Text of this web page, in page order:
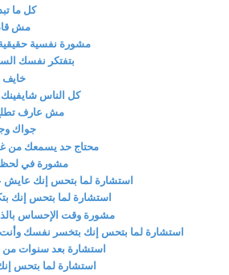
كل ما
مش
مشورة نفسية
بتفتكر نفسك
خايف
كل الناس
مش عارف
جواك
محتاج حد يسمعك من
مشورة في
استشارة لما بتحس إنك
استشارة لما بتحس إنك
مشورة وقت الإحساس
استشارة لما بتحس إنك بتخسر نفسك وأنت
استشارة بعد سنوات من
استشارة لما بتحس